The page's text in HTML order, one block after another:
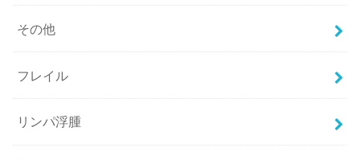
その他
フレイル
リンパ浮腫